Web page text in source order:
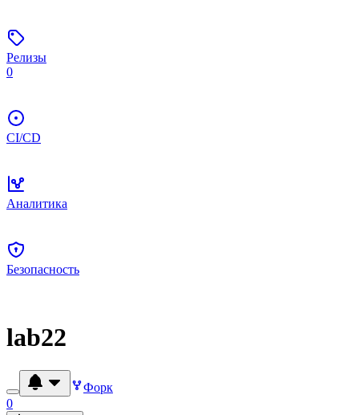
Релизы
0
CI/CD
Аналитика
Безопасность
lab22
Форк
0